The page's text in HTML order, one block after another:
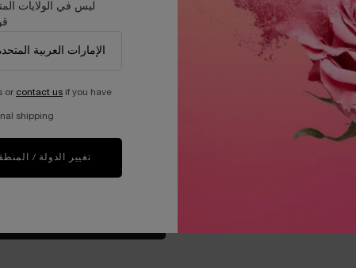
كريم غني مجدّد ومفتّح للبشرة
حجم واحد متاح
60 مل
كريم أبسولو ريش - كبسولات إعادة
كريم غني مجدّد ومفتّح للبشرة
1,013.00 ﷼
ليس في الولايات
or contact us if you have
shipping.
تغيير الدولة /